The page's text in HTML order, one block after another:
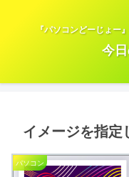
『パソコンどーじょー
今
イメージを指定
パソコン